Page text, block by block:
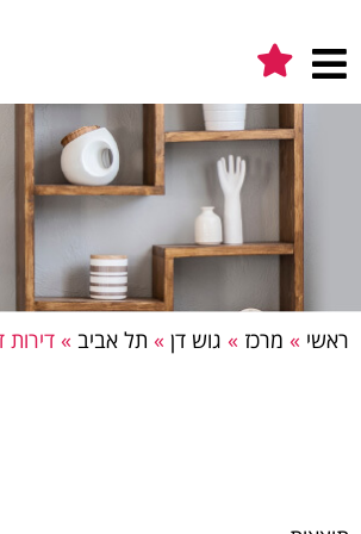
ראשי » מרכז » גוש דן » תל אביב »